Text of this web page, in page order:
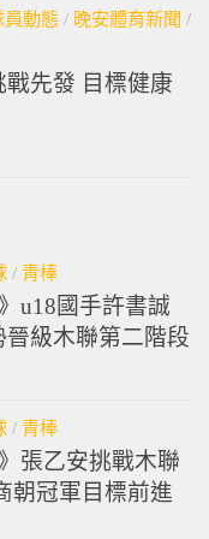
員動態 / 晚安體育新聞 /
先發 目標健康
/ 青棒
u18國手許書誠
級木聯第二階段
/ 青棒
張乙安挑戰木聯
朝冠軍目標前進